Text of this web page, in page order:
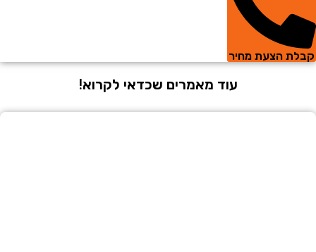
הצעת מחיר
עוד מאמרים שכדאי לקרוא!